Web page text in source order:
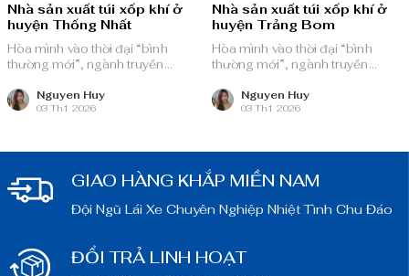
Nhà sản xuất túi xốp khí ở
huyện Thống Nhất
Hòa mình vào thời đại “bình
thường mới”, ngành truyền
nguồn lực dồi dào và chiến lược
bài bản, sẵn sàng ghi danh trên
Nguyen Huy
03 Th1 2026
Nhà sản xuất túi xốp khí ở
huyện Trảng Bom
Hòa mình vào thời đại “bình
thường mới”, ngành truyền
nguồn lực dồi dào và chiến lược
bài bản, sẵn sàng ghi danh trên
Nguyen Huy
03 Th1 2026
GIAO HÀNG KHẮP MIỀN NAM
Đội Ngũ Lái Xe Chuyên Nghiệp Nhiệt Tình Chu Đáo
ĐỔI TRẢ LINH HOẠT